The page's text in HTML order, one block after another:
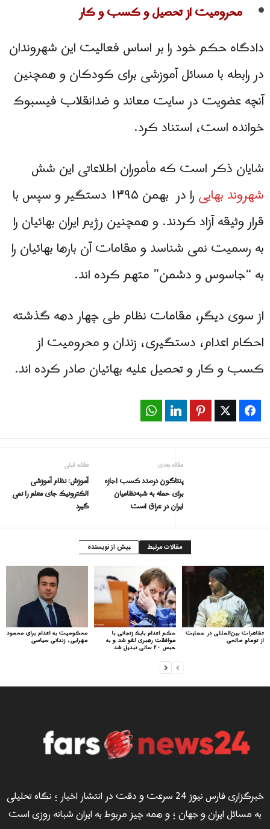
محرومیت از تحصیل و کسب و کار
دادگاه حکم خود را بر اساس فعالیت این شهروندان
در رابطه با مسائل آموزشی برای کودکان و همچنین
آنچه عضویت در سایت معاند و ضدانقلاب فیسبوک
خوانده است، استناد کرد.
شایان ذکر است که مأموران اطلاعاتی این شش
شهروند بهایی
را در بهمن ۱۳۹۵ دستگیر و سپس با
قرار وثیقه آزاد کردند. وهمچنین رژیم ایران بهائیان را
به رسمیت نمی شناسد و مقامات آن بارها بهائیان را
به “جاسوس و دشمن” متهم کرده اند.
از سوی دیگر، مقامات نظام طی چهار دهه گذشته
احکام اعدام، دستگیری، زندان و محرومیت از
کسب و کار و تحصیل علیه بهائیان صادر کرده اند.
Facebook
Twitter
Pinterest
LinkedIn
مقاله قبلی
آموزش: نظام آموزشی
الکترونیک جای معلم را نمی
گیرد
مقاله بعدی
پنتاگون درصدد کسب اجازه
برای حمله به شبه‌نظامیان
ایران در عراق است
مقالات مرتبط بیش از نویسنده
محکومیت به اعدام برای محمود
مهرابی، زندانی سیاسی
حکم اعدام بابک زنجانی با
موافقت رهبری لغو شد و به
حبس ۲۰ سالی تبدیل شد
تظاهرات بین‌المللی در حمایت
از توماج صالحی
خبرگزاری فارس نیوز 24 سرعت و دقت در انتشار اخبار ؛ نگاه تحلیلی
به مسائل ایران و جهان ؛ و همه چیز مربوط به ایران شبانه روزی است